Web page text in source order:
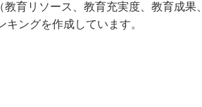
育リソース、教育充実度、教育成果、
ングを作成しています。